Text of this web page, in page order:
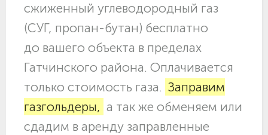
сжиженный углеводородный газ
(СУГ, пропан-бутан) бесплатно
до вашего объекта в пределах
Гатчинского района. Оплачивается
только стоимость газа. Заправим
газгольдеры, а так же обменяем или
сдадим в аренду заправленные